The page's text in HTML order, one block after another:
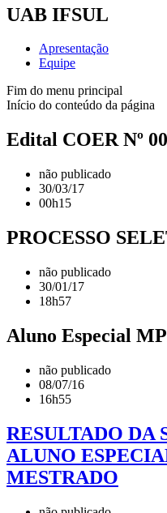
UAB IFSUL
Apresentação
Equipe
Fim do menu principal
Início do conteúdo da página
Edital COER Nº
não publicado
30/03/17
00h15
PROCESSO
não publicado
30/01/17
18h57
Aluno Especial
não publicado
08/07/16
16h55
RESULTADO DA
ALUNO
MESTRADO